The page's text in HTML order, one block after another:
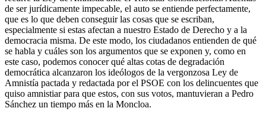
de ser jurídicamente impecable, el auto se entiende perfectamente,
que es lo que deben conseguir las cosas que se escriban,
especialmente si estas afectan a nuestro Estado de Derecho y a la
democracia misma. De este modo, los ciudadanos entienden de qué
se habla y cuáles son los argumentos que se exponen y, como en
este caso, podemos conocer qué altas cotas de degradación
democrática alcanzaron los ideólogos de la vergonzosa Ley de
Amnistía pactada y redactada por el PSOE con los delincuentes que
quiso amnistiar para que estos, con sus votos, mantuvieran a Pedro
Sánchez un tiempo más en la Moncloa.